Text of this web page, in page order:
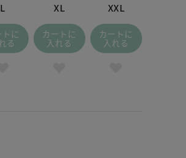
L
トに
る
XL
カートに
入れる
XXL
カートに
入れる